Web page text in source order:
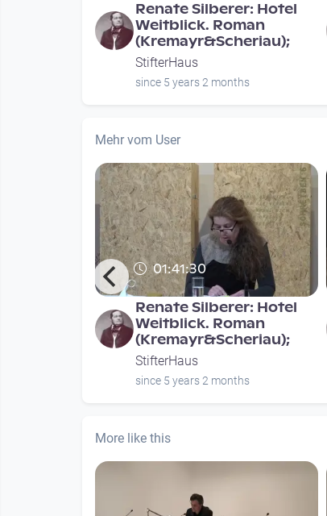
Renate Silberer: Hotel
Weitblick. Roman
(Kremayr&Scheriau);
StifterHaus
since 5 years 2 months
Mehr vom User
01:41:30
Renate Silberer: Hotel
Weitblick. Roman
(Kremayr&Scheriau);
StifterHaus
since 5 years 2 months
More like this